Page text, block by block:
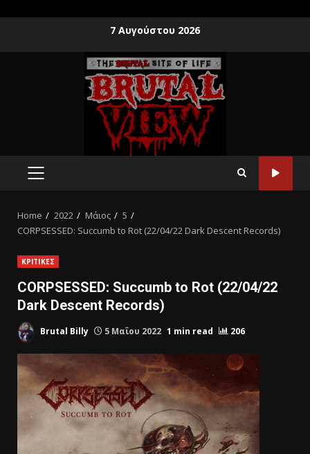
7 Αυγούστου 2026
Home 2022 Μάιος
5
CORPSESSED: Succumb to Rot (22/04/22 Dark Descent Records)
ΚΡΙΤΙΚΕΣ
CORPSESSED: Succumb to Rot (22/04/22
Dark Descent Records)
Brutal Billy 5 Μαΐου 2022 1 min read 206